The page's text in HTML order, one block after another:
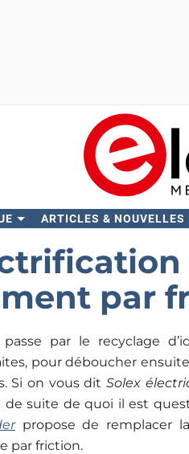
ARTICLES & NOUVELLES
par
par le recyclage
pour déboucher
Si on vous dit Solex
suite de quoi il est
propose de remplacer
par friction.